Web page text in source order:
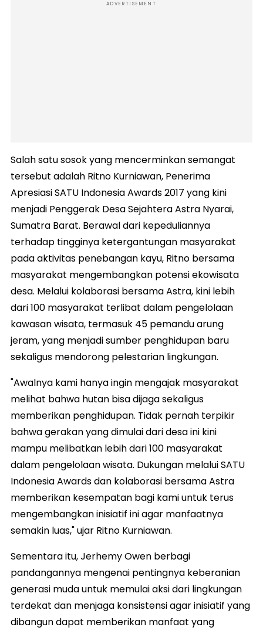
ADVERTISEMENT
Salah satu sosok yang mencerminkan semangat
tersebut adalah Ritno Kurniawan, Penerima
Apresiasi SATU Indonesia Awards 2017 yang kini
menjadi Penggerak Desa Sejahtera Astra Nyarai,
Sumatra Barat. Berawal dari kepeduliannya
terhadap tingginya ketergantungan masyarakat
pada aktivitas penebangan kayu, Ritno bersama
masyarakat mengembangkan potensi ekowisata
desa. Melalui kolaborasi bersama Astra, kini lebih
dari 100 masyarakat terlibat dalam pengelolaan
kawasan wisata, termasuk 45 pemandu arung
jeram, yang menjadi sumber penghidupan baru
sekaligus mendorong pelestarian lingkungan.
"Awalnya kami hanya ingin mengajak masyarakat
melihat bahwa hutan bisa dijaga sekaligus
memberikan penghidupan. Tidak pernah terpikir
bahwa gerakan yang dimulai dari desa ini kini
mampu melibatkan lebih dari 100 masyarakat
dalam pengelolaan wisata. Dukungan melalui SATU
Indonesia Awards dan kolaborasi bersama Astra
memberikan kesempatan bagi kami untuk terus
mengembangkan inisiatif ini agar manfaatnya
semakin luas," ujar Ritno Kurniawan.
Sementara itu, Jerhemy Owen berbagi
pandangannya mengenai pentingnya keberanian
generasi muda untuk memulai aksi dari lingkungan
terdekat dan menjaga konsistensi agar inisiatif yang
dibangun dapat memberikan manfaat yang